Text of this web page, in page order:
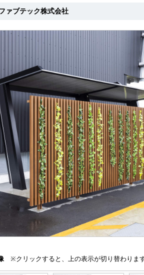
ァブテック株式会社
※クリックすると、上の表示が切り替わりま